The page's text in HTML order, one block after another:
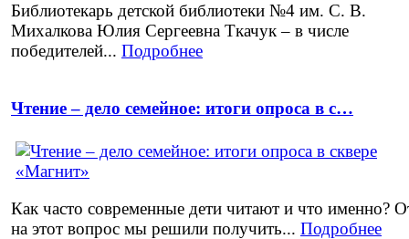
Библиотекарь детской библиотеки №4 им. С. В.
Михалкова Юлия Сергеевна Ткачук – в числе
победителей... Подробнее
Чтение – дело семейное: итоги опроса в с…
Как часто современные дети читают и что именно?
на этот вопрос мы решили получить... Подробнее